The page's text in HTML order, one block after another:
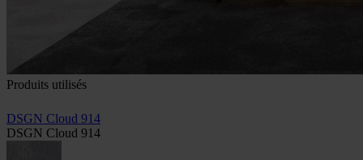
Produits utilisés
DSGN Cloud 914
DSGN Cloud 914